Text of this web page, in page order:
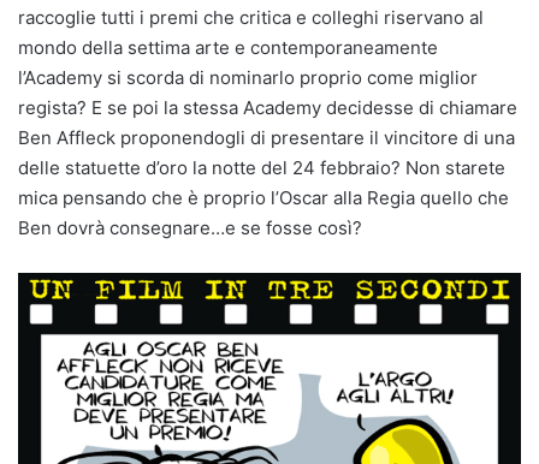
raccoglie tutti i premi che critica e colleghi riservano al
mondo della settima arte e contemporaneamente
l’Academy si scorda di nominarlo proprio come miglior
regista? E se poi la stessa Academy decidesse di chiamare
Ben Affleck proponendogli di presentare il vincitore di una
delle statuette d’oro la notte del 24 febbraio? Non starete
mica pensando che è proprio l’Oscar alla Regia quello che
Ben dovrà consegnare…e se fosse così?